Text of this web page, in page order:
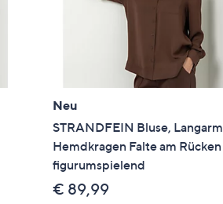
Neu
STRANDFEIN Bluse, Langarm
Hemdkragen Falte am Rücken
figurumspielend
€ 89,99